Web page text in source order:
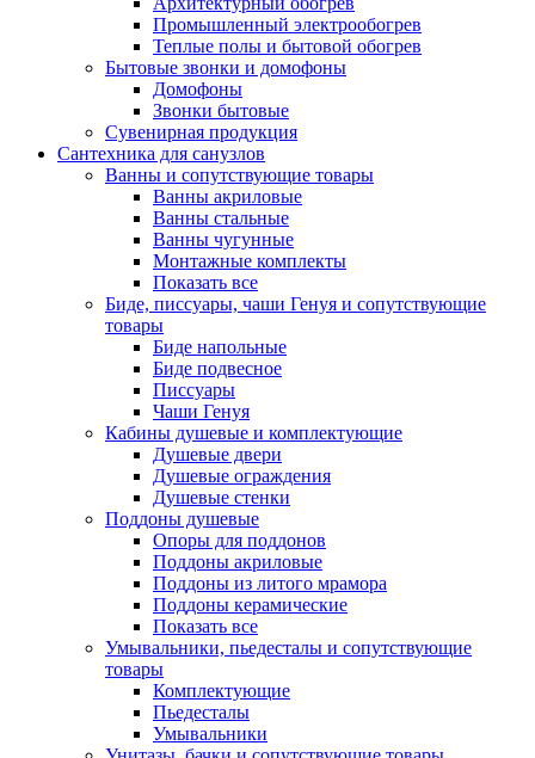
Промышленный электрообогрев
Теплые полы и бытовой обогрев
Бытовые звонки и домофоны
Домофоны
Звонки бытовые
Сувенирная продукция
Сантехника для санузлов
Ванны и сопутствующие товары
Ванны акриловые
Ванны стальные
Ванны чугунные
Монтажные комплекты
Показать все
Биде, писсуары, чаши Генуя и сопутствующие
товары
Биде напольные
Биде подвесное
Писсуары
Чаши Генуя
Кабины душевые и комплектующие
Душевые двери
Душевые ограждения
Душевые стенки
Поддоны душевые
Опоры для поддонов
Поддоны акриловые
Поддоны из литого мрамора
Поддоны керамические
Показать все
Умывальники, пьедесталы и сопутствующие
товары
Комплектующие
Пьедесталы
Умывальники